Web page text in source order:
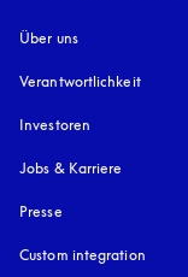
Über uns
Verantwortlichkeit
Investoren
Jobs & Karriere
Presse
Custom integration